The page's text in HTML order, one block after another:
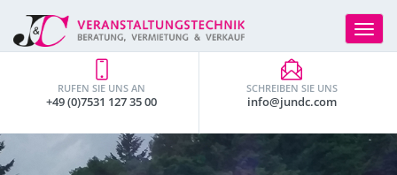
Toggle
SCHREIBEN SIE UNS
info@jundc.com
RUFEN SIE UNS AN
+49 (0)7531 127 35 00